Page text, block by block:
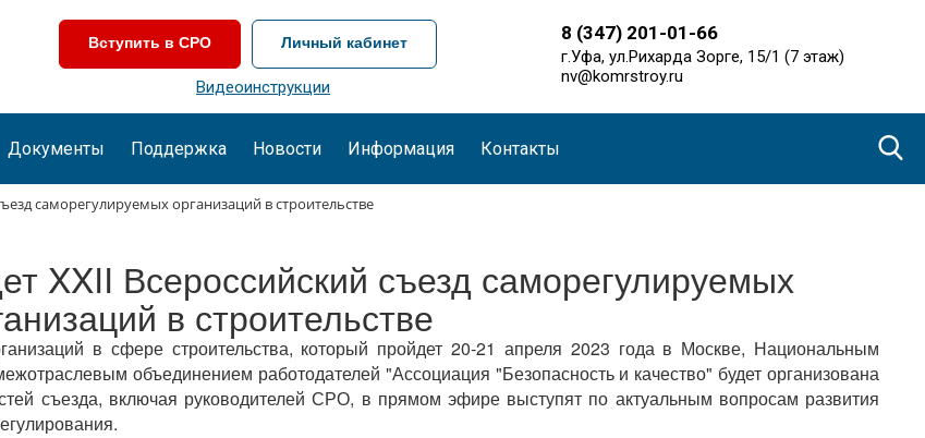
Вступить в СРО Личный кабинет
Видеоинструкции
8 (347) 201-01-66
г.Уфа, ул.Рихарда Зорге, 15/1 (7 этаж)
nv@komrstroy.ru
Документы Поддержка Новости Информация Контакты
саморегулируемых организаций в строительстве
XXII Всероссийский съезд саморегулируемых
в строительстве
в сфере строительства, который пройдет 20-21 апреля 2023 года в Москве, Национальным
объединением работодателей "Ассоциация "Безопасность и качество" будет организована
съезда, включая руководителей СРО, в прямом эфире выступят по актуальным вопросам развития